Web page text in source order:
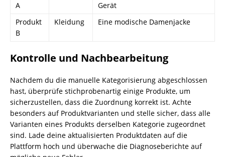
A
Gerät
Produkt
B
Kleidung Eine modische Damenjacke
Kontrolle und Nachbearbeitung
Nachdem du die manuelle Kategorisierung abgeschlossen
hast, überprüfe stichprobenartig einige Produkte, um
sicherzustellen, dass die Zuordnung korrekt ist. Achte
besonders auf Produktvarianten und stelle sicher, dass alle
Varianten eines Produkts derselben Kategorie zugeordnet
sind. Lade deine aktualisierten Produktdaten auf die
Plattform hoch und überwache die Diagnoseberichte auf